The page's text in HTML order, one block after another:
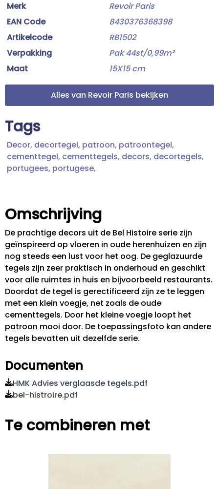
Merk
Revoir Paris
EAN Code
8430376368398
Artikelcode
RB1502
Verpakking
Pak 44st/0,99m²
Maat
15X15 cm
Alles van Revoir Paris bekijken
Tags
Decor, decortegel, patroon, patroontegel,
cementtegel, cementtegels, decors, decortegels,
portugees, portugese,
Omschrijving
De prachtige decors uit de Bel Histoire serie zijn
geïnspireerd op vloeren in oude herenhuizen en zijn
nog steeds een lust voor het oog. De geglazuurde
tegels zijn zeer praktisch in onderhoud en geschikt
voor alle ruimtes in huis en bijvoorbeeld restaurants.
Doordat de tegel is gerectificeerd zijn ze te leggen
met een klein voegje, net zoals de oude
cementtegels. Door het kleine voegje loopt het
patroon mooi door. De toepassingsfoto kan andere
tegels bevatten uit dezelfde serie.
Documenten
HMK Advies verglaasde tegels.pdf
bel-histroire.pdf
Te combineren met